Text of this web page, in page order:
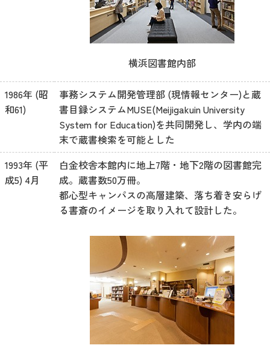
横浜図書館内部
1986年 (昭
和61)
事務システム開発管理部 (現情報センター)と蔵
書目録システムMUSE(Meijigakuin University
System for Education)を共同開発し、学内の端
末で蔵書検索を可能とした
1993年 (平
成5) 4月
白金校舎本館内に地上7階・地下2階の図書館完
成。蔵書数50万冊。
都心型キャンパスの高層建築、落ち着き安らげ
る書斎のイメージを取り入れて設計した。